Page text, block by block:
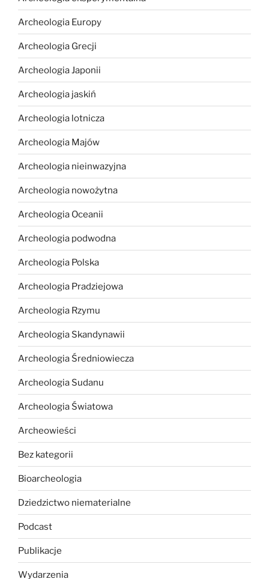
Archeologia Europy
Archeologia Grecji
Archeologia Japonii
Archeologia jaskiń
Archeologia lotnicza
Archeologia Majów
Archeologia nieinwazyjna
Archeologia nowożytna
Archeologia Oceanii
Archeologia podwodna
Archeologia Polska
Archeologia Pradziejowa
Archeologia Rzymu
Archeologia Skandynawii
Archeologia Średniowiecza
Archeologia Sudanu
Archeologia Światowa
Archeowieści
Bez kategorii
Bioarcheologia
Dziedzictwo niematerialne
Podcast
Publikacje
Wydarzenia